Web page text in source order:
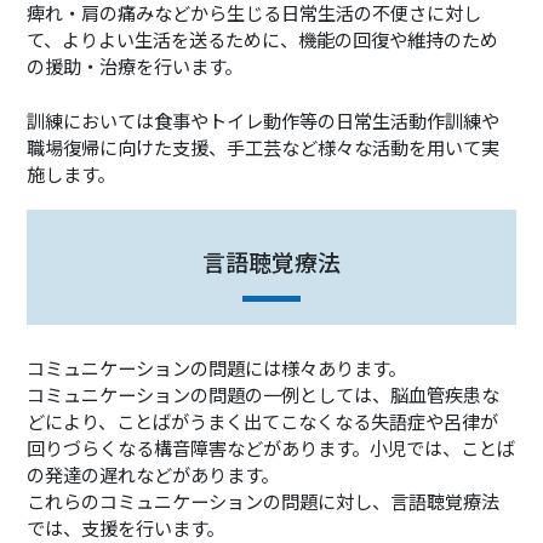
痺れ・肩の痛みなどから生じる日常生活の不便さに対し
て、よりよい生活を送るために、機能の回復や維持のため
の援助・治療を行います。
訓練においては食事やトイレ動作等の日常生活動作訓練や
職場復帰に向けた支援、手工芸など様々な活動を用いて実
施します。
言語聴覚療法
コミュニケーションの問題には様々あります。
コミュニケーションの問題の一例としては、脳血管疾患な
どにより、ことばがうまく出てこなくなる失語症や呂律が
回りづらくなる構音障害などがあります。小児では、ことば
の発達の遅れなどがあります。
これらのコミュニケーションの問題に対し、言語聴覚療法
では、支援を行います。